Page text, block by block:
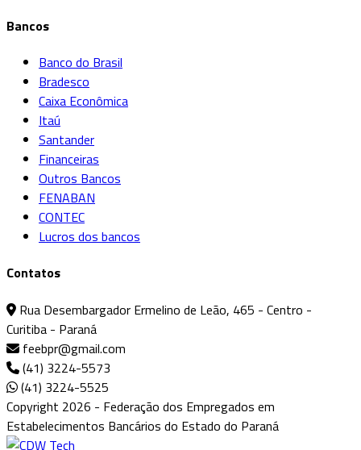
Bancos
Banco do Brasil
Bradesco
Caixa Econômica
Itaú
Santander
Financeiras
Outros Bancos
FENABAN
CONTEC
Lucros dos bancos
Contatos
Rua Desembargador Ermelino de Leão, 465 - Centro -
Curitiba - Paraná
feebpr@gmail.com
(41) 3224-5573
(41) 3224-5525
Copyright 2026 - Federação dos Empregados em
Estabelecimentos Bancários do Estado do Paraná